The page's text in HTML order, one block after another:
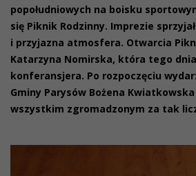
popołudniowych na boisku
się Piknik Rodzinny. Imprezie
i przyjazna atmosfera. Otwarcia
Katarzyna Nomirska, która tego
konferansjera. Po rozpoczęciu
Gminy Parysów Bożena
wszystkim zgromadzonym za tak